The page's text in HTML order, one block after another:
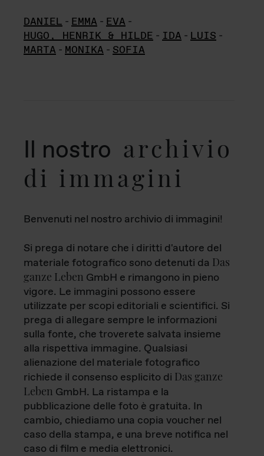
DANIEL - EMMA - EVA -
HUGO, HENRIK & HILDE - IDA - LUIS -
MARTA - MONIKA - SOFIA
Il nostro archivio
di immagini
Benvenuti nel nostro archivio di immagini!
Si prega di notare che i diritti d'autore del
materiale fotografico sono detenuti da Das
ganze Leben GmbH e rimangono in pieno
vigore. Le immagini possono essere
utilizzate per scopi editoriali e scientifici. Si
prega di allegare sempre le informazioni
sulla fonte, che troverete salvata insieme
alla rispettiva immagine. Qualsiasi
alienazione del materiale fotografico
richiede il consenso esplicito di Das ganze
Leben GmbH. La ristampa e la
pubblicazione delle foto è gratuita. In
cambio, chiediamo una copia voucher nel
caso della stampa, e una breve notifica nel
caso di film e media elettronici.